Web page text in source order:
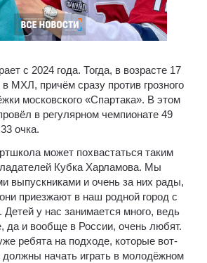
с 2024 года. Тогда, в возрасте 17
МХЛ, причём сразу против грозного
московского «Спартака». В этом
в регулярном чемпионате 49
очка.
может похвастаться таким
Кубка Харламова. Мы
выпускниками и очень за них рады,
приезжают в наш родной город с
Детей у нас занимается много, ведь
да и вообще в России, очень любят.
ребята на подходе, которые вот-
должны начать играть в молодёжном